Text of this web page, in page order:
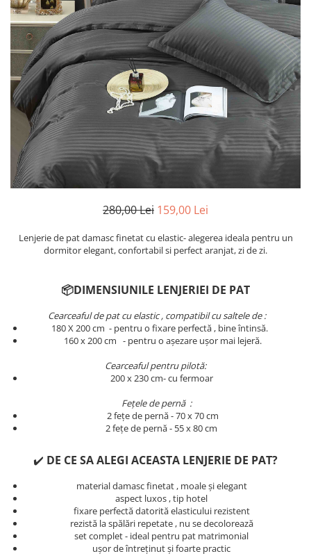
Cearceaf cu elastic
Cearceaf normal
Lenjerii De Pat Creponate
Lenjerii De Pat Bumbac Poplin 2
Persoane
Lenjerii De Pat Bumbac Poplin,
Matlasate, 2 Persoane
Lenjerii De Pat Bumbac Satinat 2
Persoane
Lenjerii De Pat Volanase
Lenjerii De Pat, Finet Premium 3D,
Lenjerii De Pat Catifea
Set Lenjerie De Pat Blana
Persoane
Set Lenjerie Pat Blanita Iepure, 6
Piese, Cu Pilota Inclusa
Lenjerii De Pat Premium Collection
Set Lenjerie De Pat, 7 Piese, Cu
Pilota / Cuvertura Inclusa
Set Lenjerie De Pat Jacquard Regal,
11 Piese, Cuvertura Inclusa
Lenjerii Damasc Egiptean King Size
Persoana
Lenjerii De Pat Damasc 1 Persoana
Lenjerii De Pat, Imprimeu 3D, 1
Persoana
280,00 Lei 159,00 Lei
Lenjerie de pat damasc finetat cu elastic- alegerea ideala pentru un
dormitor elegant, confortabil si perfect aranjat, zi de zi.
📦DIMENSIUNILE LENJERIEI DE PAT
Cearceaful de pat cu elastic , compatibil cu saltele de :
180 X 200 cm - pentru o fixare perfectă , bine întinsă.
​​​​160 x 200 cm - pentru o așezare ușor mai lejeră.
Cearceaful pentru pilotă:
200 x 230 cm- cu fermoar
Fețele de pernă :
2 fețe de pernă - 70 x 70 cm
2 fețe de pernă - 55 x 80 cm
✔️ DE CE SA ALEGI ACEASTA LENJERIE DE PAT?
material damasc finetat , moale și elegant
aspect luxos , tip hotel
fixare perfectă datorită elasticului rezistent
rezistă la spălări repetate , nu se decolorează
set complet - ideal pentru pat matrimonial
ușor de întreținut și foarte practic